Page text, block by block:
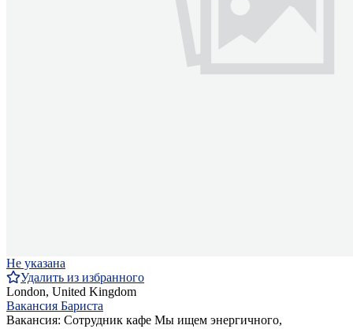
Не указана
Удалить из избранного
London, United Kingdom
Вакансия Бариста
Вакансия: Сотрудник кафе Мы ищем энергичного,